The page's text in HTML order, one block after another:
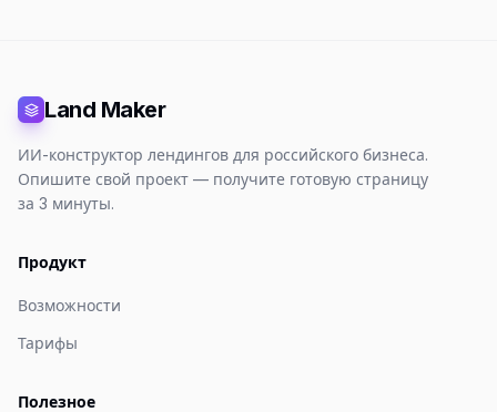
Land Maker
ИИ-конструктор лендингов для российского бизнеса.
Опишите свой проект — получите готовую страницу
за 3 минуты.
Продукт
Возможности
Тарифы
Полезное